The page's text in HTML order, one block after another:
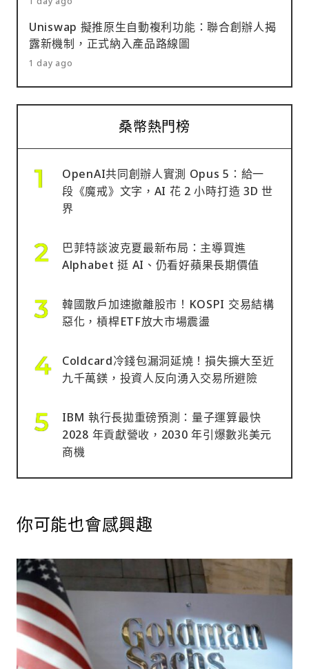
Uniswap 擬推原生自動複利功能：聯合創辦人揭
露新機制，正式納入產品路線圖
1 day ago
桑幣熱門榜
OpenAI共同創辦人實測 Opus 5：給一
段《魔戒》文字，AI 花 2 小時打造 3D 世
界
巴菲特談波克夏最新布局：主導買進
Alphabet 挺 AI、仍看好蘋果長期價值
韓國散戶加速撤離股市！KOSPI 交易結構
惡化，槓桿ETF放大市場震盪
Coldcard冷錢包漏洞延燒！損失擴大至近
九千萬鎂，投資人反向湧入交易所避險
IBM 執行長拋重磅預測：量子運算最快
2028 年貢獻營收，2030 年引爆數兆美元
商機
你可能也會感興趣